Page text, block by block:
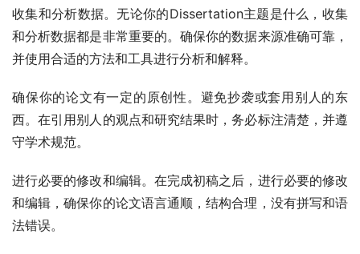
收集和分析数据。无论你的Dissertation主题是什么，收集
和分析数据都是非常重要的。确保你的数据来源准确可靠，
并使用合适的方法和工具进行分析和解释。
确保你的论文有一定的原创性。避免抄袭或套用别人的东
西。在引用别人的观点和研究结果时，务必标注清楚，并遵
守学术规范。
进行必要的修改和编辑。在完成初稿之后，进行必要的修改
和编辑，确保你的论文语言通顺，结构合理，没有拼写和语
法错误。